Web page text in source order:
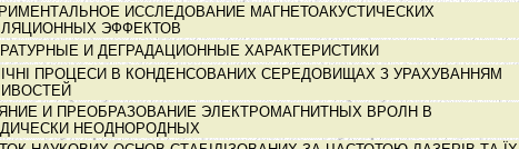
ИССЛЕДОВАНИЕ МАГНЕТОАКУСТИЧЕСКИХ
ЭФФЕКТОВ
И ДЕГРАДАЦИОННЫЕ ХАРАКТЕРИСТИКИ
ПРОЦЕСИ В КОНДЕНСОВАНИХ СЕРЕДОВИЩАХ З УРАХУВАННЯМ
И ПРЕОБРАЗОВАНИЕ ЭЛЕКТРОМАГНИТНЫХ ВРОЛН В
НЕОДНОРОДНЫХ